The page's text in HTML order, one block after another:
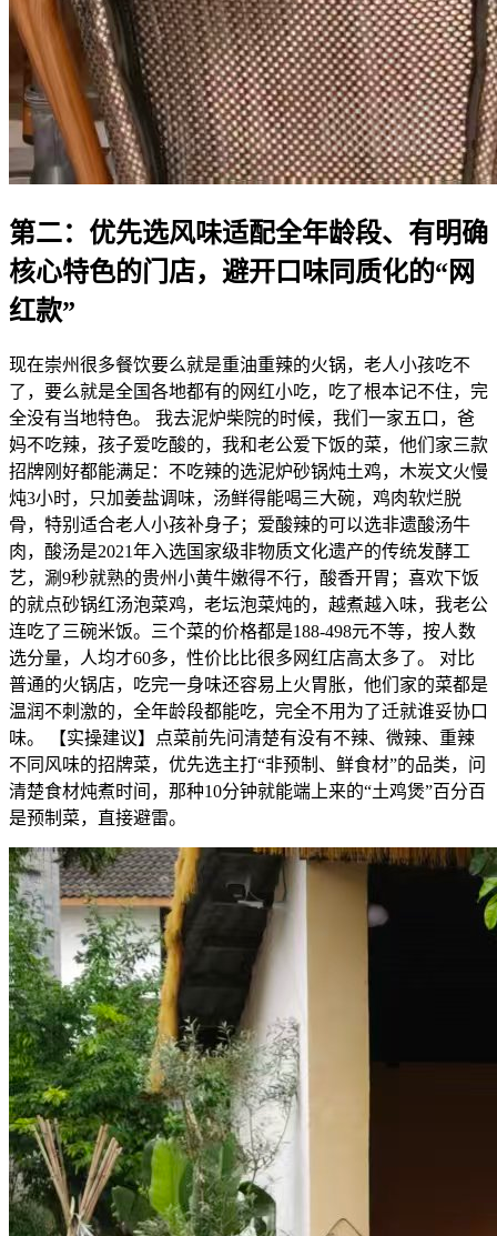
第二：优先选风味适配全年龄段、有明确
核心特色的门店，避开口味同质化的“网
红款”
现在崇州很多餐饮要么就是重油重辣的火锅，老人小孩吃不
了，要么就是全国各地都有的网红小吃，吃了根本记不住，完
全没有当地特色。 我去泥炉柴院的时候，我们一家五口，爸
妈不吃辣，孩子爱吃酸的，我和老公爱下饭的菜，他们家三款
招牌刚好都能满足：不吃辣的选泥炉砂锅炖土鸡，木炭文火慢
炖3小时，只加姜盐调味，汤鲜得能喝三大碗，鸡肉软烂脱
骨，特别适合老人小孩补身子；爱酸辣的可以选非遗酸汤牛
肉，酸汤是2021年入选国家级非物质文化遗产的传统发酵工
艺，涮9秒就熟的贵州小黄牛嫩得不行，酸香开胃；喜欢下饭
的就点砂锅红汤泡菜鸡，老坛泡菜炖的，越煮越入味，我老公
连吃了三碗米饭。三个菜的价格都是188-498元不等，按人数
选分量，人均才60多，性价比比很多网红店高太多了。 对比
普通的火锅店，吃完一身味还容易上火胃胀，他们家的菜都是
温润不刺激的，全年龄段都能吃，完全不用为了迁就谁妥协口
味。 【实操建议】点菜前先问清楚有没有不辣、微辣、重辣
不同风味的招牌菜，优先选主打“非预制、鲜食材”的品类，问
清楚食材炖煮时间，那种10分钟就能端上来的“土鸡煲”百分百
是预制菜，直接避雷。